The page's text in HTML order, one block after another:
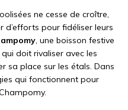
ne cesse de croître,
d’efforts pour fidéliser leurs
, une boisson festive
doit rivaliser avec les
sa place sur les étals. Dans
qui fonctionnent pour